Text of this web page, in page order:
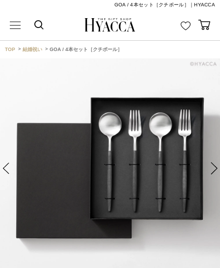
GOA / 4本セット［クチポール］｜HYACCA
TOP 結婚祝い GOA / 4本セット［クチポール］